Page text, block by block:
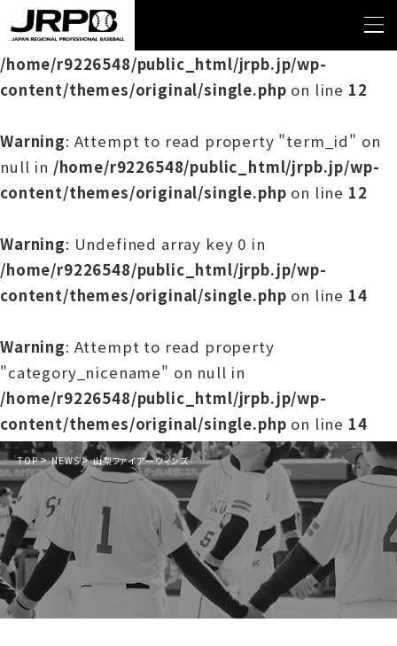
Warning: Undefined array key 0 in
/home/r9226548/public_html/jrpb.jp/wp-
content/themes/original/single.php on line 12
Warning: Attempt to read property "term_id" on
null in /home/r9226548/public_html/jrpb.jp/wp-
content/themes/original/single.php on line 12
Warning: Undefined array key 0 in
/home/r9226548/public_html/jrpb.jp/wp-
content/themes/original/single.php on line 14
Warning: Attempt to read property
"category_nicename" on null in
/home/r9226548/public_html/jrpb.jp/wp-
content/themes/original/single.php on line 14
TOP>NEWS>山梨ファイアーウィンズ